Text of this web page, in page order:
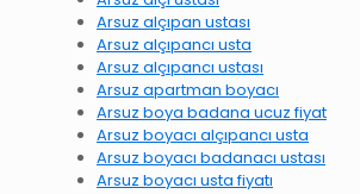
Arsuz alçıpan ustası
Arsuz alçıpancı usta
Arsuz alçıpancı ustası
Arsuz apartman boyacı
Arsuz boya badana ucuz fiyat
Arsuz boyacı alçıpancı usta
Arsuz boyacı badanacı ustası
Arsuz boyacı usta fiyatı